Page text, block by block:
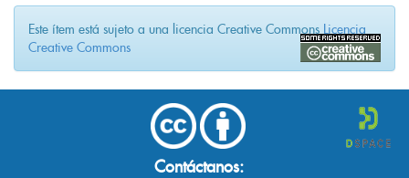
Este ítem está sujeto a una licencia Creative Commons Licencia
Creative Commons
Contáctanos: